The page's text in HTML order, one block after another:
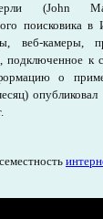
(John
поисковика
веб-камеры,
подключенное к
о